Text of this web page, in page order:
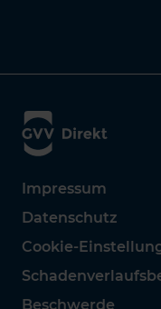
Impressum
Datenschutz
Cookie-
Beschwerde